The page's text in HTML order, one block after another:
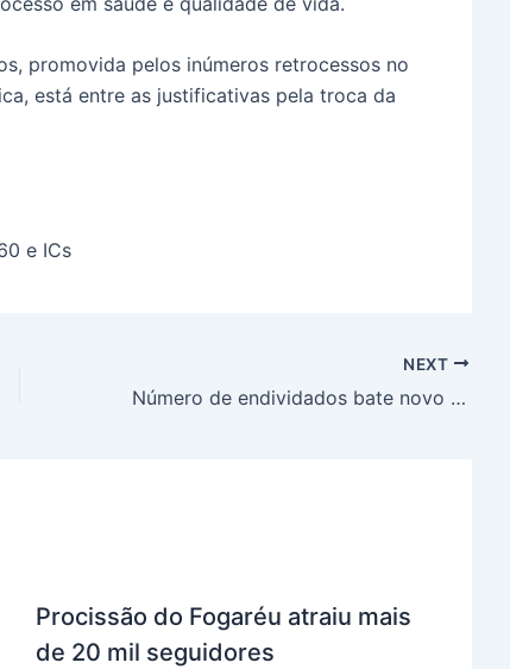
promovida pelos inúmeros retrocessos no
está entre as justificativas pela troca da
e ICs
NEXT
Número de endividados bate novo recorde e chega a 79% das famílias
Procissão do Fogaréu atraiu mais
de 20 mil seguidores